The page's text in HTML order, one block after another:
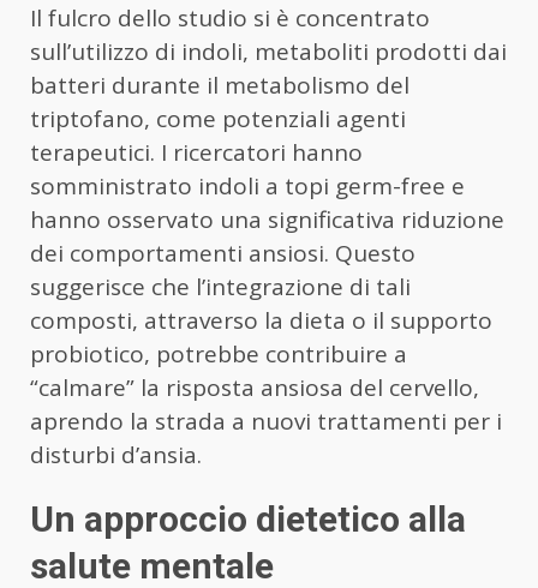
Il fulcro dello studio si è concentrato
sull’utilizzo di indoli, metaboliti prodotti dai
batteri durante il metabolismo del
triptofano, come potenziali agenti
terapeutici. I ricercatori hanno
somministrato indoli a topi germ-free e
hanno osservato una significativa riduzione
dei comportamenti ansiosi. Questo
suggerisce che l’integrazione di tali
composti, attraverso la dieta o il supporto
probiotico, potrebbe contribuire a
“calmare” la risposta ansiosa del cervello,
aprendo la strada a nuovi trattamenti per i
disturbi d’ansia.
Un approccio dietetico alla
salute mentale